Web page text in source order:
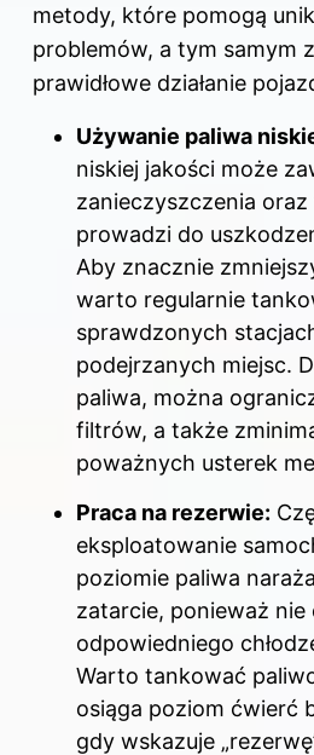
metody, które pomogą
problemów, a tym samym
prawidłowe działanie
Używanie paliwa
niskiej jakości może
zanieczyszczenia
prowadzi do
Aby znacznie
warto regularnie
sprawdzonych
podejrzanych miejsc.
paliwa, można
filtrów, a także
poważnych usterek
Praca na rezerwie:
eksploatowanie
poziomie paliwa
zatarcie, ponieważ nie
odpowiedniego
Warto tankować
osiąga poziom ćwierć
gdy wskazuje